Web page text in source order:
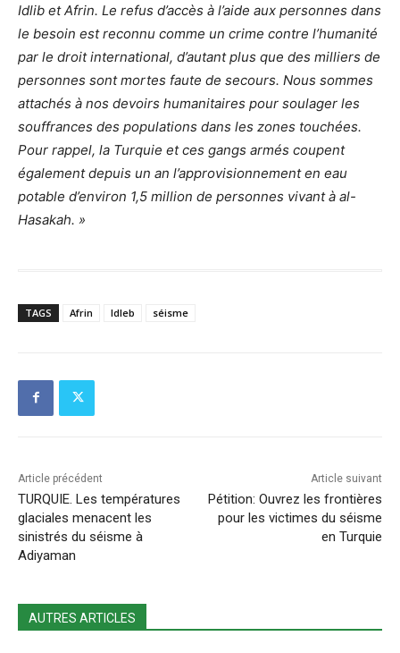
Idlib et Afrin. Le refus d’accès à l’aide aux personnes dans
le besoin est reconnu comme un crime contre l’humanité
par le droit international, d’autant plus que des milliers de
personnes sont mortes faute de secours. Nous sommes
attachés à nos devoirs humanitaires pour soulager les
souffrances des populations dans les zones touchées.
Pour rappel, la Turquie et ces gangs armés coupent
également depuis un an l’approvisionnement en eau
potable d’environ 1,5 million de personnes vivant à al-
Hasakah. »
TAGS Afrin Idleb séisme
Article précédent
TURQUIE. Les températures
glaciales menacent les
sinistrés du séisme à
Adiyaman
Article suivant
Pétition: Ouvrez les frontières
pour les victimes du séisme
en Turquie
AUTRES ARTICLES